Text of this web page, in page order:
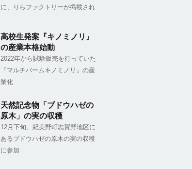
に、りらファクトリーが掲載され
高校生発案『キノミノリ』
の産業本格始動
2022年から試験販売を行っていた
『マルチバームキノミノリ』の産
業化
天然記念物「ブドウハゼの
原木」の実の収穫
12月下旬、紀美野町志賀野地区に
あるブドウハゼの原木の実の収穫
に参加